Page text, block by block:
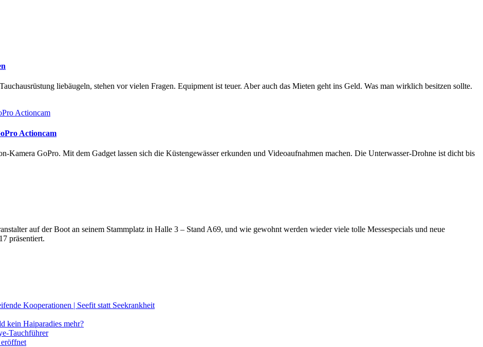
liebäugeln, stehen vor vielen Fragen. Equipment ist teuer. Aber auch das Mieten geht ins Geld. Was man wirklich besitzen sollte.
Actioncam
GoPro. Mit dem Gadget lassen sich die Küstengewässer erkunden und Videoaufnahmen machen. Die Unterwasser-Drohne ist dicht bis
auf der Boot an seinem Stammplatz in Halle 3 – Stand A69, und wie gewohnt werden wieder viele tolle Messespecials und neue
präsentiert.
Kooperationen | Seefit statt Seekrankheit
kein Haiparadies mehr?
Tauchführer